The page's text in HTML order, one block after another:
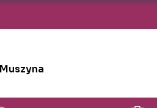
Muszyna